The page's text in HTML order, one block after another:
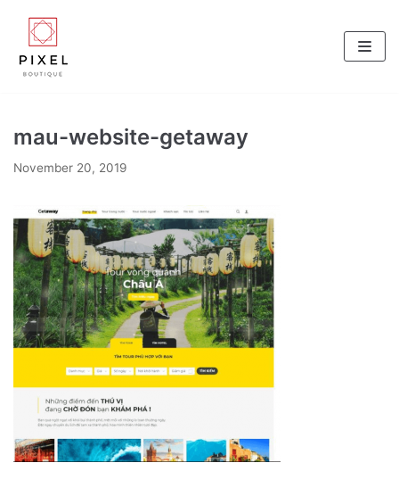
Skip
to
content
mau-website-getaway
November 20, 2019